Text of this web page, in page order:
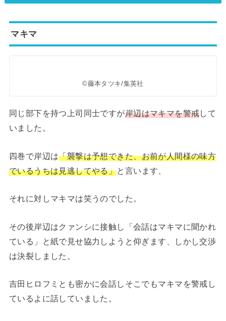
マキマ
©藤本タツキ/集英社
同じ部下を持つ上司同士ですが岸辺はマキマを警戒して
いました。
四巻で岸辺は「襲撃は予想できた、お前が人間様の味方
でいるうちは見逃してやる」と言います、
それに対しマキマは笑うのでした。
その後岸辺はクァンシに接触し「会話はマキマに聞かれ
ている」と紙で見せ協力しようと仰ぎます、しかし交渉
は決裂しました。
吉田ヒロフミとも密かに会話しそこでもマキマを警戒し
ているよに話していました。